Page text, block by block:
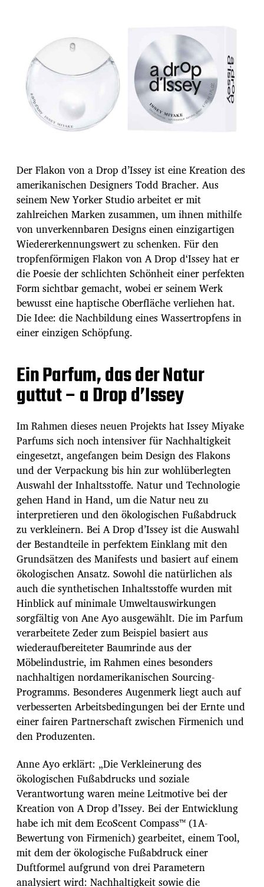
Der Flakon von a Drop d’Issey ist eine Kreation des
amerikanischen Designers Todd Bracher. Aus
seinem New Yorker Studio arbeitet er mit
zahlreichen Marken zusammen, um ihnen mithilfe
von unverkennbaren Designs einen einzigartigen
Wiedererkennungswert zu schenken. Für den
tropfenförmigen Flakon von A Drop d‘Issey hat er
die Poesie der schlichten Schönheit einer perfekten
Form sichtbar gemacht, wobei er seinem Werk
bewusst eine haptische Oberfläche verliehen hat.
Die Idee: die Nachbildung eines Wassertropfens in
einer einzigen Schöpfung.
Ein Parfum, das der Natur
guttut – a Drop d’Issey
Im Rahmen dieses neuen Projekts hat Issey Miyake
Parfums sich noch intensiver für Nachhaltigkeit
eingesetzt, angefangen beim Design des Flakons
und der Verpackung bis hin zur wohlüberlegten
Auswahl der Inhaltsstoffe. Natur und Technologie
gehen Hand in Hand, um die Natur neu zu
interpretieren und den ökologischen Fußabdruck
zu verkleinern. Bei A Drop d’Issey ist die Auswahl
der Bestandteile in perfektem Einklang mit den
Grundsätzen des Manifests und basiert auf einem
ökologischen Ansatz. Sowohl die natürlichen als
auch die synthetischen Inhaltsstoffe wurden mit
Hinblick auf minimale Umweltauswirkungen
sorgfältig von Ane Ayo ausgewählt. Die im Parfum
verarbeitete Zeder zum Beispiel basiert aus
wiederaufbereiteter Baumrinde aus der
Möbelindustrie, im Rahmen eines besonders
nachhaltigen nordamerikanischen Sourcing-
Programms. Besonderes Augenmerk liegt auch auf
verbesserten Arbeitsbedingungen bei der Ernte und
einer fairen Partnerschaft zwischen Firmenich und
den Produzenten.
Anne Ayo erklärt: „Die Verkleinerung des
ökologischen Fußabdrucks und soziale
Verantwortung waren meine Leitmotive bei der
Kreation von A Drop d’Issey. Bei der Entwicklung
habe ich mit dem EcoScent Compass™ (1A-
Bewertung von Firmenich) gearbeitet, einem Tool,
mit dem der ökologische Fußabdruck einer
Duftformel aufgrund von drei Parametern
analysiert wird: Nachhaltigkeit sowie die